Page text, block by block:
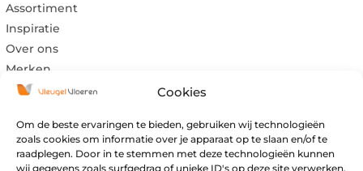
Cookies
Om de beste ervaringen te bieden, gebruiken wij technologieën
zoals cookies om informatie over je apparaat op te slaan en/of te
raadplegen. Door in te stemmen met deze technologieën kunnen
wij gegevens zoals surfgedrag of unieke ID's op deze site verwerken.
Assortiment
Inspiratie
Over ons
Merken
Maandag:
Gesloten
Dinsdag:
Gesloten